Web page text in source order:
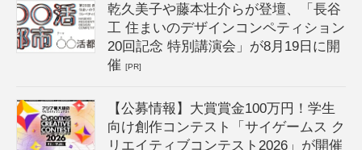
乾久美子や藤本壮介らが登壇、「長谷
工 住まいのデザインコンペティション
20回記念 特別講演会」が8月19日に開
催[PR]
【公募情報】大賞賞金100万円！学生
向け創作コンテスト「サイゲームス ク
リエイティブコンテスト2026」が開催